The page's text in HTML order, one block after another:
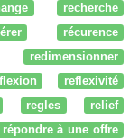
recherche
récurence
redimensionner
reflexivité
regles
relief
répondre à une offre